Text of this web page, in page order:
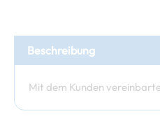
Beschreibung
Mit dem Kunden